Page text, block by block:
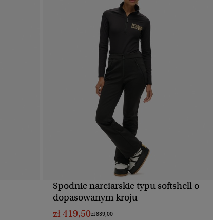
SZYBKI PODGLĄD
Spodnie narciarskie typu softshell o
dopasowanym kroju
zł 419,50Cena obniżona od
zł 839,00do